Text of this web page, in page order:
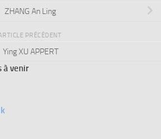
ZHANG An Ling
PRÉCÉDENT
Ying XU APPERT
à venir